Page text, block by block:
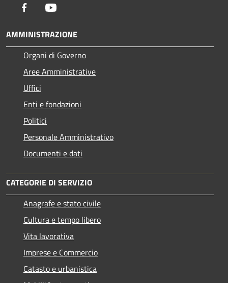
Facebook
AMMINISTRAZIONE
Organi di Governo
Aree Amministrative
Uffici
Enti e fondazioni
Politici
Personale Amministrativo
Documenti e dati
CATEGORIE DI SERVIZIO
Anagrafe e stato civile
Cultura e tempo libero
Vita lavorativa
Imprese e Commercio
Catasto e urbanistica